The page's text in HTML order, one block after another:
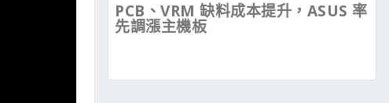
PCB、VRM 缺料成本提升，ASUS 率
先調漲主機板